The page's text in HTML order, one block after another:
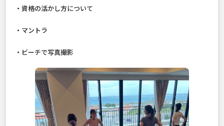
・資格の活かし方について
・マントラ
・ビーチで写真撮影